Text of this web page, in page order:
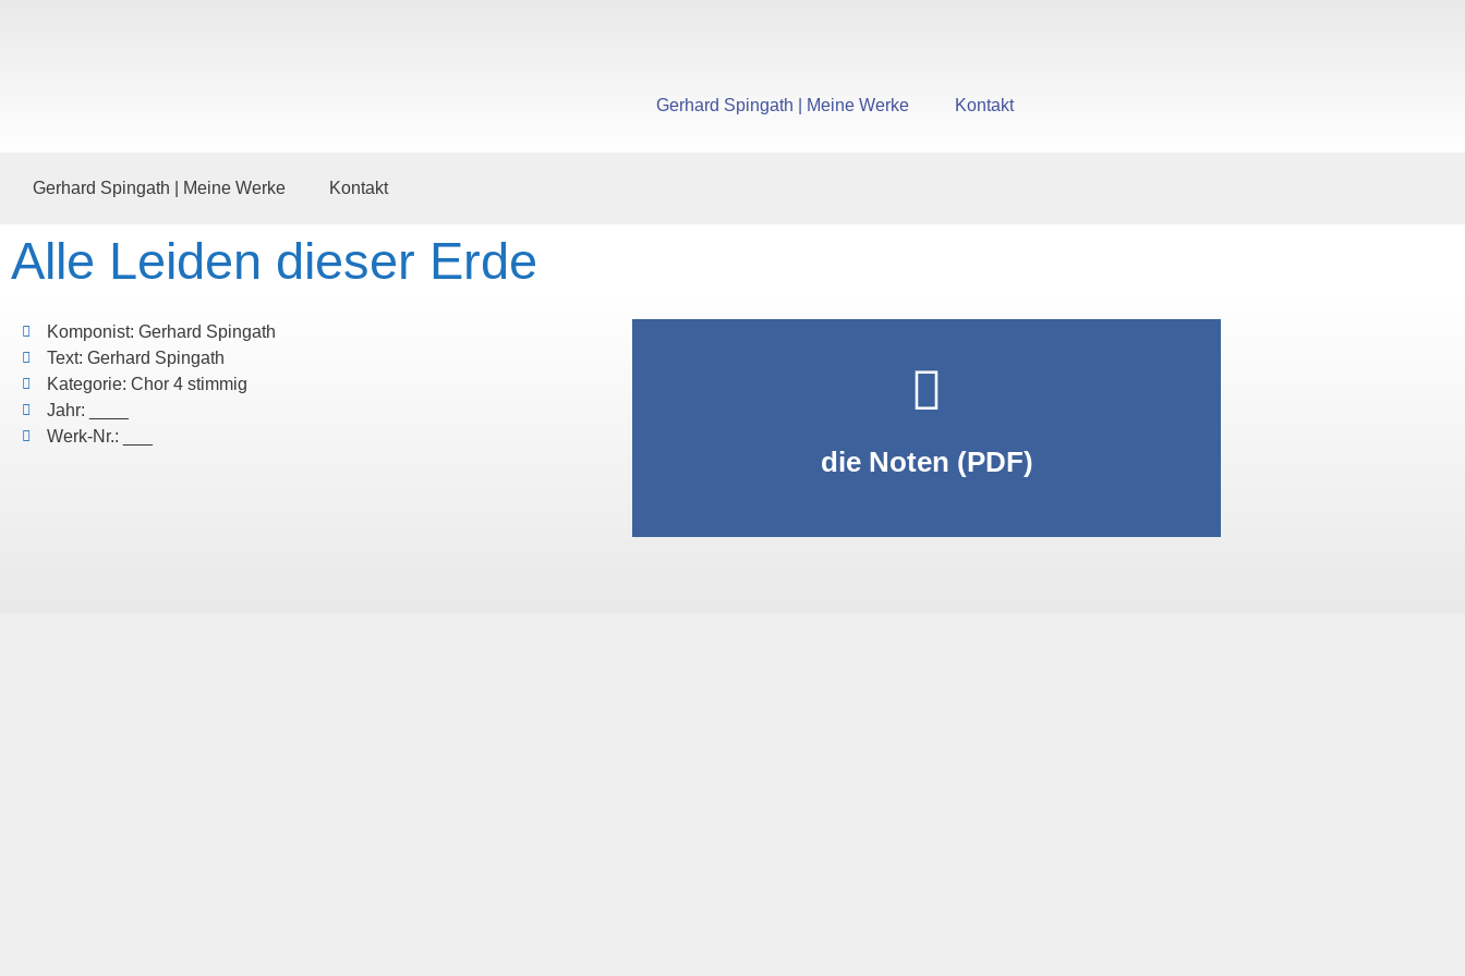
Gerhard Spingath | Meine Werke Kontakt
Gerhard Spingath | Meine Werke Kontakt
Alle Leiden dieser Erde
Komponist: Gerhard Spingath
Text: Gerhard Spingath
Kategorie: Chor 4 stimmig
Jahr: ____
Werk-Nr.: ___
die Noten (PDF)